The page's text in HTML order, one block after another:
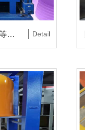
陕西自动升降平行行走等离子渗氮炉 Detail